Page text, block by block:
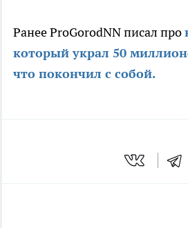
Ранее ProGorodNN писал про
который украл 50
что покончил с собой.